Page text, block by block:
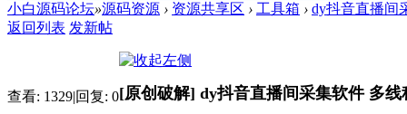
小白源码论坛»源码资源 › 资源共享区 › 工具箱 › dy抖音直播间
返回列表 发新帖
查看: 1329 回复: 0[原创破解] dy抖音直播间采集软件 多